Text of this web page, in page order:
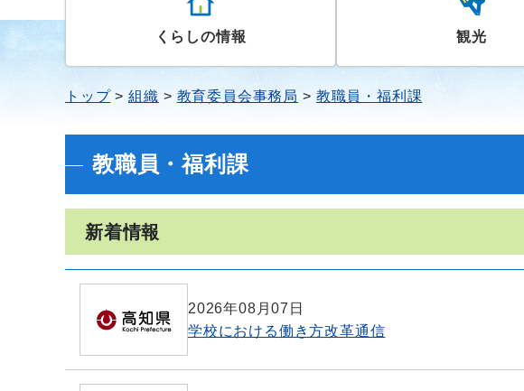
くらしの情報 観光
トップ 組織 教育委員会事務局 教職員・福利課
教職員・福利課
新着情報
2026年08月07日
学校における働き方改革通信